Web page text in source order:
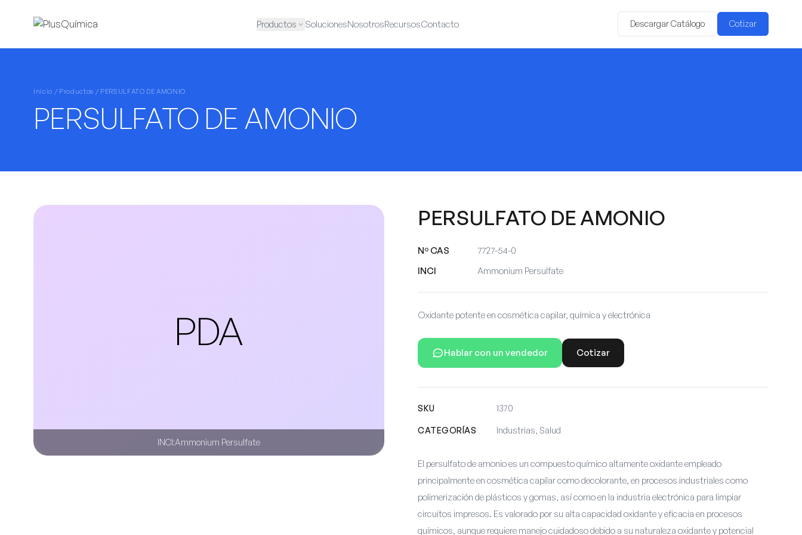
Productos SolucionesNosotrosRecursosContacto Descargar Catálogo Cotizar
Inicio / Productos / PERSULFATO DE AMONIO
PERSULFATO DE AMONIO
PDA
INCI:Ammonium Persulfate
PERSULFATO DE AMONIO
Nº CAS
7727-54-0
INCI
Ammonium Persulfate
Oxidante potente en cosmética capilar, química y electrónica
Hablar con un vendedor Cotizar
SKU 1370
CATEGORÍAS Industrias, Salud
El persulfato de amonio es un compuesto químico altamente oxidante empleado
principalmente en cosmética capilar como decolorante, en procesos industriales como
polimerización de plásticos y gomas, así como en la industria electrónica para limpiar
circuitos impresos. Es valorado por su alta capacidad oxidante y eficacia en procesos
químicos, aunque requiere manejo cuidadoso debido a su naturaleza oxidante y potencial